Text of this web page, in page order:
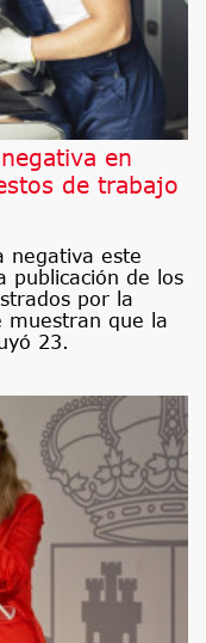
en
de trabajo
negativa este
publicación de los
por la
muestran que la
23.